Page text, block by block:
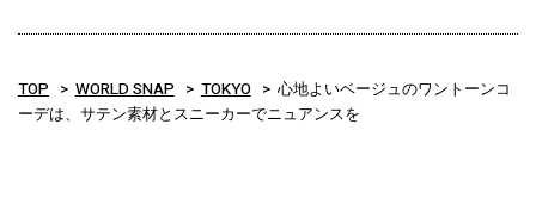
TOP WORLD SNAP TOKYO
心地よいベージュのワントーンコ
ーデは、サテン素材とスニーカーでニュアンスを